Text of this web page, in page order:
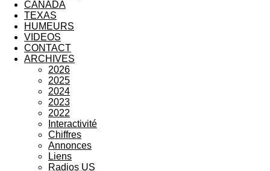
CANADA
TEXAS
HUMEURS
VIDEOS
CONTACT
ARCHIVES
2026
2025
2024
2023
2022
Interactivité
Chiffres
Annonces
Liens
Radios US